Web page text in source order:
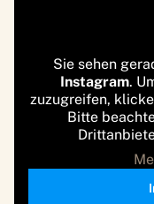
Sie sehen
Instagram.
zuzugreifen,
Bitte